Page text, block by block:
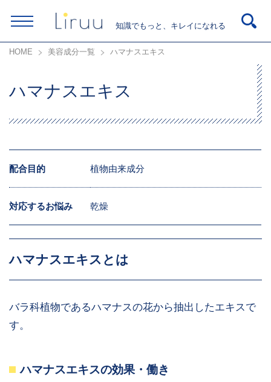
知識でもっと、キレイになれる
HOME 美容成分一覧 ハマナスエキス
ハマナスエキス
配合目的 植物由来成分
対応するお悩み 乾燥
ハマナスエキスとは
バラ科植物であるハマナスの花から抽出したエキスで
す。
ハマナスエキスの効果・働き